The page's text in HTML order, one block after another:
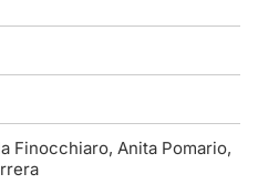
Finocchiaro, Anita Pomario,